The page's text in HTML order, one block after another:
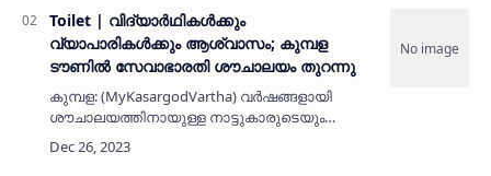
Toilet | വിദ്യാര്‍ഥികള്‍ക്കും
വ്യാപാരികള്‍ക്കും ആശ്വാസം; കുമ്പള
ടൗണില്‍ സേവാഭാരതി ശൗചാലയം തുറന്നു
കുമ്പള: (MyKasargodVartha) വര്‍ഷങ്ങളായി
ശൗചാലയത്തിനായുള്ള നാട്ടുകാരുടെയും
വ്യാപാരികളുടെയും മുറവിളികള്‍ക്കിടയില്‍ ആര്‍
എസ് എസിന്റെ കീഴിലുള്ള സേവാഭാരതി പൂര്‍ണ